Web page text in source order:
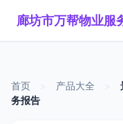
首页 产品大全
务报告